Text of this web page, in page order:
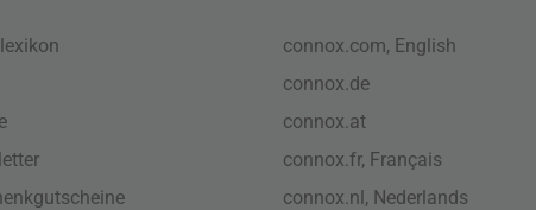
connox.com, English
connox.de
connox.at
connox.fr, Français
connox.nl, Nederlands